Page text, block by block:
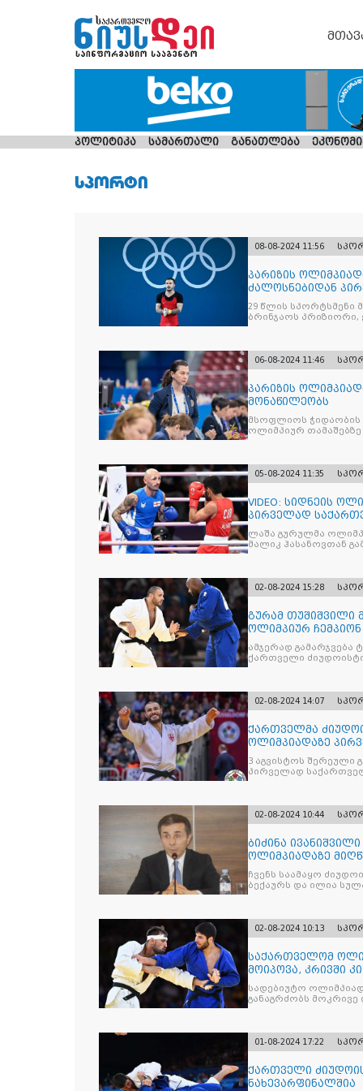
პოლიტიკა სამართალი განათლება
ᲡᲞᲝᲠᲢᲘ
08-08-2024 11:56
პარიზის
ძალოსნებიდან
იასპარეზა!
29 წლის სპორტსმენი
ბრინჯაოს პრიზიორი,
06-08-2024 11:46
პარიზის
მონაწილეობს
მსოფლიოს ჭიდაობის
ოლიმპიურ თამაშებზე
05-08-2024 11:35
VIDEO: სიდნეის
პირველად
მოიპოვა
ლაშა გურულმა
მალიკ ჰასანოვთან
02-08-2024 15:28
გურამ თუშიშვილი
ოლიმპიურ
დამარცხდა
ამჯერად გამარჯვება
ქართველი ძიუდოისტი
02-08-2024 14:07
ქართველმა
ოლიმპიადაზე
3 აგვისტოს შერეული
პირველად
02-08-2024 10:44
ბიძინა
ოლიმპიადაზე
ჩვენს საამაყო
ბექაურს და ილია
02-08-2024 10:13
საქართველომ
მოიპოვა, კრივში
სადებიუტო
განაგრძობს მოკრივე
01-08-2024 17:22
ქართველი
ნახევარფინალშია